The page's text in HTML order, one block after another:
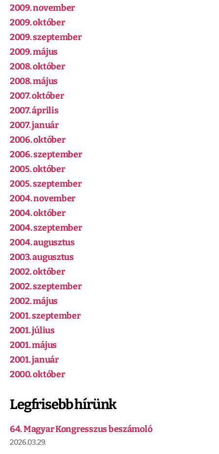
2009. november
2009. október
2009. szeptember
2009. május
2008. október
2008. május
2007. október
2007. április
2007. január
2006. október
2006. szeptember
2005. október
2005. szeptember
2004. november
2004. október
2004. szeptember
2004. augusztus
2003. augusztus
2002. október
2002. szeptember
2002. május
2001. szeptember
2001. július
2001. május
2001. január
2000. október
Legfrisebb hírünk
64. Magyar Kongresszus beszámoló
2026.03.29.